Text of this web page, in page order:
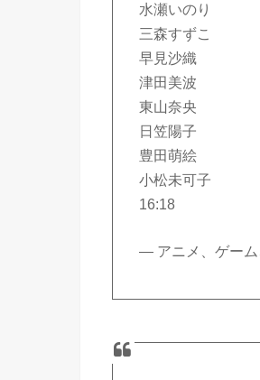
水瀬いのり
三森すずこ
早見沙織
津田美波
東山奈央
日笠陽子
豊田萌絵
小松未可子
16:18
— アニメ、ゲーム